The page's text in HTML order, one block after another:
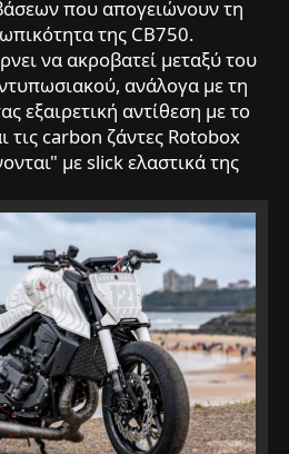
που απογειώνουν τη
της CB750.
να ακροβατεί μεταξύ του
ανάλογα με τη
εξαιρετική αντίθεση με το
τις carbon ζάντες Rotobox
με slick ελαστικά της